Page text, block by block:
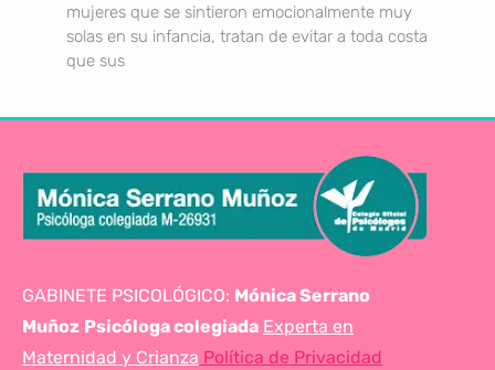
mujeres que se sintieron emocionalmente muy
solas en su infancia, tratan de evitar a toda costa
que sus
GABINETE PSICOLÓGICO: Mónica Serrano
Muñoz Psicóloga colegiada Experta en
Maternidad y Crianza Política de Privacidad